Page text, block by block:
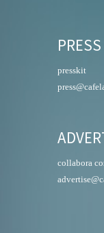
PRESS
presskit
collabora